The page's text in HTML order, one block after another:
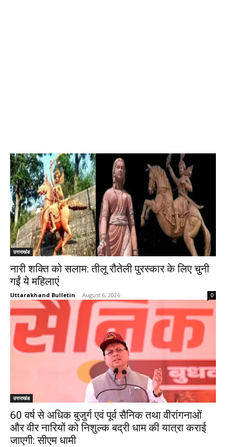
उत्तराखंड
नारी शक्ति को सलाम: तीलू रौतेली पुरस्कार के लिए चुनी
गईं ये महिलाएं
Uttarakhand Bulletin - August 6, 2026 0
उत्तराखंड
60 वर्ष से अधिक बुजुर्ग एवं पूर्व सैनिक तथा वीरांगनाओं
और वीर नारियों को निशुल्क बद्री धाम की यात्रा कराई
जाएगी: सीएम धामी